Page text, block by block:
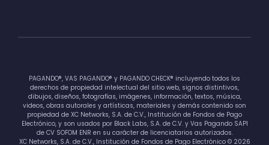
PAGANDO®, VAS PAGANDO® y PAGANDO CHECK® incluyendo todos los
derechos de propiedad intelectual del sitio web, signos distintivos,
dibujos, diseños, fotografías, imágenes, información, textos, música,
videos, obras autorales y artísticas, materiales y demás contenido son
propiedad de XC Networks, S.A. de C.V., Institución de Fondos de Pago
Electrónico, y son usados por Black Labs, S.A. de C.V. y Vas Pagando SAPI
de CV SOFOM ENR en su carácter de licenciatarios autorizados.
XC Networks, S.A. de C.V., Institución de Fondos de Pago Electrónico © 2026